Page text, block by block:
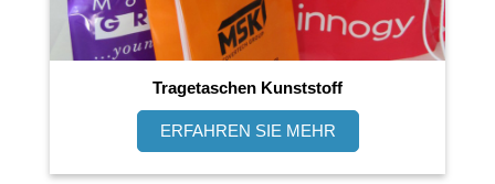
Tragetaschen Kunststoff
ERFAHREN SIE MEHR